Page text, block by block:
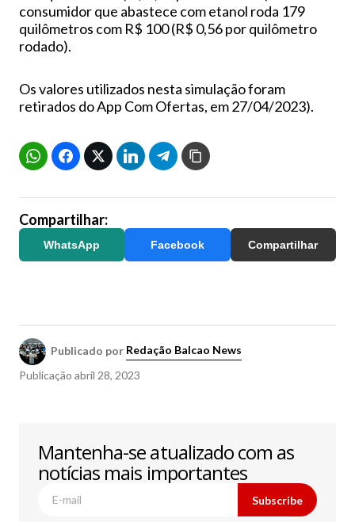
consumidor que abastece com etanol roda 179
quilômetros com R$ 100 (R$ 0,56 por quilômetro
rodado).
Os valores utilizados nesta simulação foram
retirados do App Com Ofertas, em 27/04/2023).
Compartilhar:
WhatsApp Facebook Compartilhar
Publicado por Redação Balcao News
Publicação abril 28, 2023
Mantenha-se atualizado com as
notícias mais importantes
Subscribe